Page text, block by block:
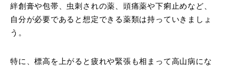
絆創膏や包帯、虫刺されの薬、頭痛薬や下痢止めなど、
自分が必要であると想定できる薬類は持っていきましょ
う。
特に、標高を上がると疲れや緊張も相まって高山病にな